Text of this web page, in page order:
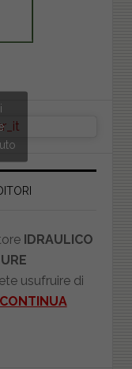
IDRAULICO
usufruire di
CONTINUA